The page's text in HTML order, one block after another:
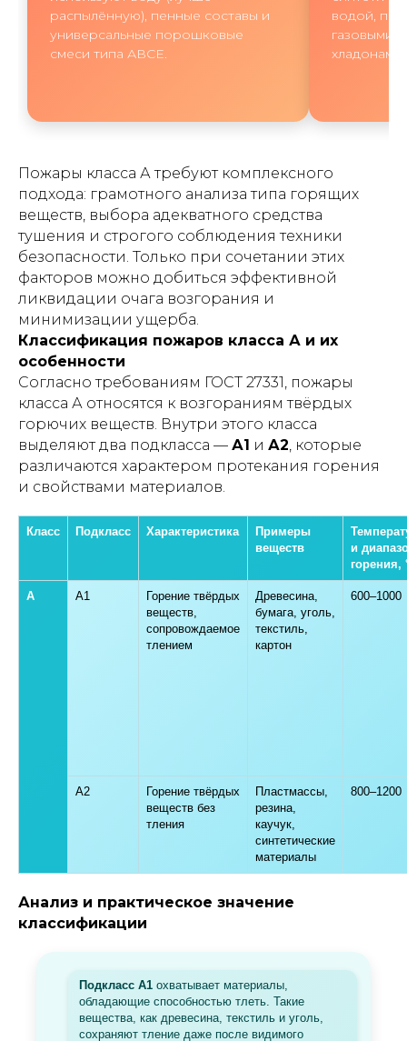
распылённую), пенные составы и
универсальные порошковые
смеси типа АВСЕ.
водой,
газовыми
Пожары класса А требуют комплексного
подхода: грамотного анализа типа горящих
веществ, выбора адекватного средства
тушения и строгого соблюдения техники
безопасности. Только при сочетании этих
факторов можно добиться эффективной
ликвидации очага возгорания и
минимизации ущерба.
Классификация пожаров класса А и их
особенности
Согласно требованиям ГОСТ 27331, пожары
класса А относятся к возгораниям твёрдых
горючих веществ. Внутри этого класса
выделяют два подкласса — А1 и А2 , которые
различаются характером протекания горения
и свойствами материалов.
Класс Подкласс Характеристика
Примеры
веществ
и
горения,
A A1
Горение твёрдых
веществ,
сопровождаемое
тлением
Древесина,
бумага, уголь,
текстиль,
картон
600–1000
A2
Горение твёрдых
веществ без
тления
Пластмассы,
резина,
каучук,
синтетические
материалы
800–1200
Анализ и практическое значение
классификации
Подкласс А1 охватывает материалы,
обладающие способностью тлеть. Такие
вещества, как древесина, текстиль и уголь,
сохраняют тление даже после видимого